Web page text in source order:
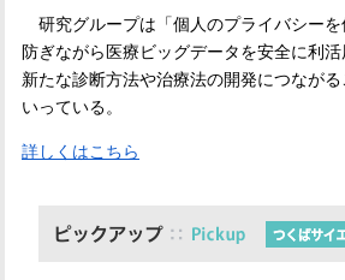
研究グループは「個人のプライバシーを
防ぎながら医療ビッグデータを安全に利活
新たな診断方法や治療法の開発につなが
いっている。
詳しくはこちら